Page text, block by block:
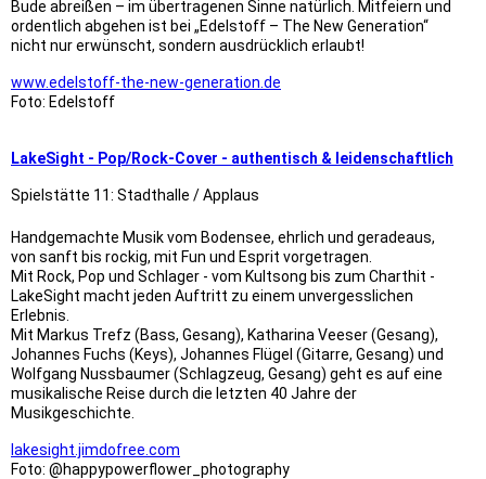
Bude abreißen – im übertragenen Sinne natürlich. Mitfeiern und
ordentlich abgehen ist bei „Edelstoff – The New Generation“
nicht nur erwünscht, sondern ausdrücklich erlaubt!
www.edelstoff-the-new-generation.de
Foto: Edelstoff
LakeSight - Pop/Rock-Cover - authentisch & leidenschaftlich
Spielstätte 11: Stadthalle / Applaus
Handgemachte Musik vom Bodensee, ehrlich und geradeaus,
von sanft bis rockig, mit Fun und Esprit vorgetragen.
Mit Rock, Pop und Schlager - vom Kultsong bis zum Charthit -
LakeSight macht jeden Auftritt zu einem unvergesslichen
Erlebnis.
Mit Markus Trefz (Bass, Gesang), Katharina Veeser (Gesang),
Johannes Fuchs (Keys), Johannes Flügel (Gitarre, Gesang) und
Wolfgang Nussbaumer (Schlagzeug, Gesang) geht es auf eine
musikalische Reise durch die letzten 40 Jahre der
Musikgeschichte.
lakesight.jimdofree.com
Foto: @happypowerflower_photography